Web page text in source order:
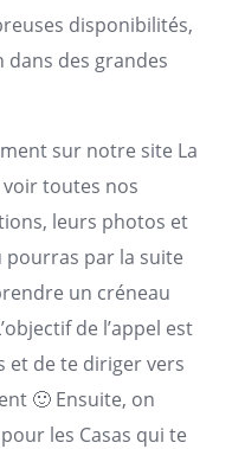
disponibilités,
dans des grandes
sur notre site La
toutes nos
leurs photos et
par la suite
un créneau
de l’appel est
et de te diriger vers
🙂 Ensuite, on
les Casas qui te